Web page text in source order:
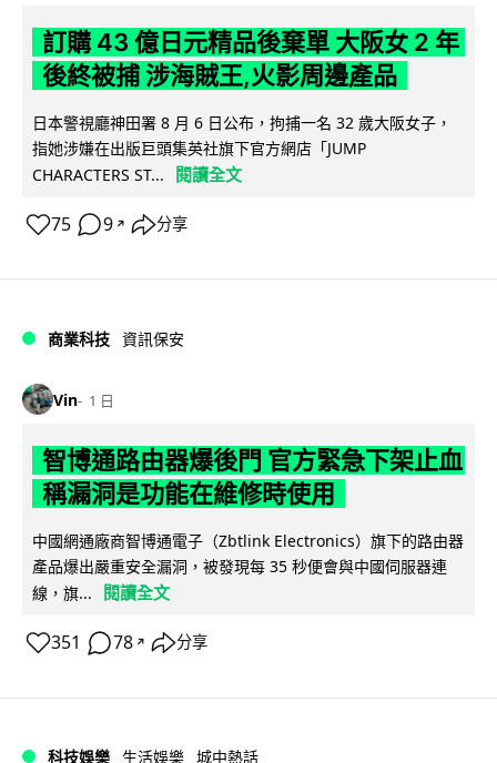
訂購 43 億日元精品後棄單 大阪女 2 年
後終被捕 涉海賊王,火影周邊產品
日本警視廳神田署 8 月 6 日公布，拘捕一名 32 歲大阪女子，
指她涉嫌在出版巨頭集英社旗下官方網店「JUMP
CHARACTERS ST...
閱讀全文
75 9 ↗ 分享
商業科技 資訊保安
Vin 1 日
智博通路由器爆後門 官方緊急下架止血
稱漏洞是功能在維修時使用
中國網通廠商智博通電子（Zbtlink Electronics）旗下的路由器
產品爆出嚴重安全漏洞，被發現每 35 秒便會與中國伺服器連
線，旗...
閱讀全文
351 78 ↗ 分享
科技娛樂 生活娛樂 城中熱話